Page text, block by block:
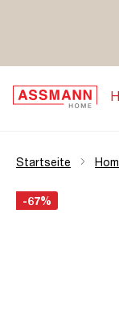
Zur
Startseite
Bildergalerie
Öffne Zoom-
-67%